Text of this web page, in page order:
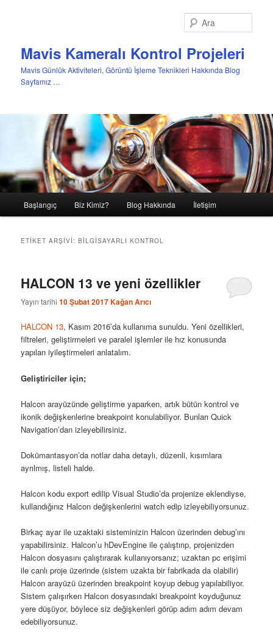
Mavis Kameralı Kontrol Projeleri
Mavis Günlük Aktiviteleri, Görüntü İşleme Teknikleri Hakkında Blog
Sayfamız …
Birincil
İkincil
Başlangıç Biz Kimiz? Blog Hakkında İletişim
ETIKET ARŞIVI:BILGISAYARLI KONTROL
HALCON 13 ve yeni özellikler
Yayın tarihi10 Şubat 2017Kağan Arıcı
HALCON 13, Kasım 2016’da kullanıma sunuldu. Yeni özellikleri,
filtreleri, geliştirmeleri ve paralel işlemler ile hız konusunda
yapılan iyileştirmeleri anlatalım.
Geliştiriciler için;
Halcon arayüzünde geliştirme yaparken, artık bütün kontrol ve
ikonik değişkenlerine breakpoint konulabiliyor. Bunları Quick
Navigation’dan izleyebilirsiniz.
Dokümantasyon’da notlar daha detaylı, düzenli, kısımlara
ayrılmış, listeli halde.
Halcon kodu export edilip Visual Studio’da projenize eklendiyse,
kullandığınız Halcon değişkenlerini watch edip izleyebiliyorsunuz.
Birkaç ayar ile uzaktaki sisteminizin Halcon üzerinden debug’ını
yapabilirsiniz. Halcon’u hDevEngine ile çalıştırıp, projenizden
Halcon dosyasını çalıştırarak kullanıyorsanız; uzaktan pc erişimi
ile canlı proje üzerinde (sistem uzakta bir fabrikada da olabilir)
Halcon arayüzü üzerinden breakpoint koyup debug yapılabiliyor.
Sistem çalışırken Halcon dosyasındaki breakpoint koyduğunuz
yere düşüyor, böylece siz değişkenleri görüp adım adım devam
edebiliyorsunuz.